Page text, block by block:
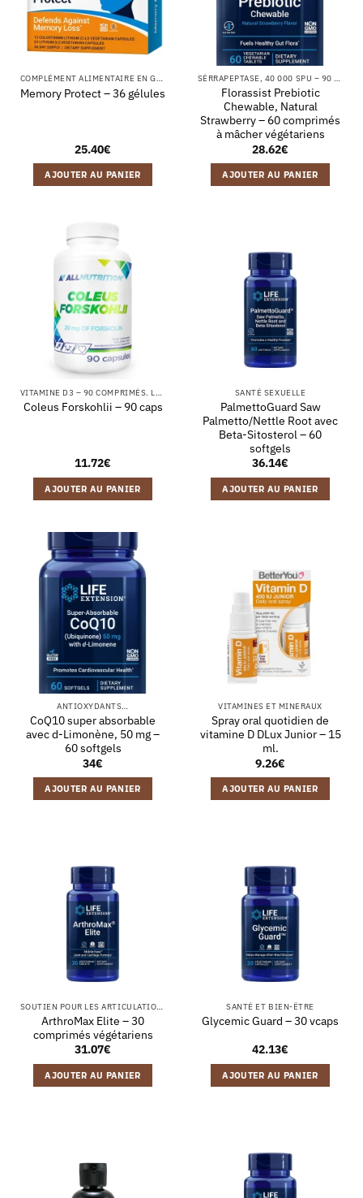
COMPLÉMENT ALIMENTAIRE EN GÉLULES
Memory Protect – 36 gélules
25.40€
AJOUTER AU PANIER
SÉRRAPEPTASE, 40 000 SPU – 90 GÉLULES VÉGÉTALES
Florassist Prebiotic
Chewable, Natural
Strawberry – 60 comprimés
à mâcher végétariens
28.62€
AJOUTER AU PANIER
VITAMINE D3 – 90 COMPRIMÉS. LA VITAMINE D CONTRIBUE AU FONCTIONNEMENT NORMAL DU SYSTÈME IMMUNITAIRE ET AU MAINTIEN D'UNE OSSATURE NORMALE.
Coleus Forskohlii – 90 caps
11.72€
AJOUTER AU PANIER
SANTÉ SEXUELLE
PalmettoGuard Saw
Palmetto/Nettle Root avec
Beta-Sitosterol – 60
softgels
36.14€
AJOUTER AU PANIER
ANTIOXYDANTS…
CoQ10 super absorbable
avec d-Limonène, 50 mg –
60 softgels
34€
AJOUTER AU PANIER
VITAMINES ET MINERAUX
Spray oral quotidien de
vitamine D DLux Junior – 15
ml.
9.26€
AJOUTER AU PANIER
SOUTIEN POUR LES ARTICULATIONS
ArthroMax Elite – 30
comprimés végétariens
31.07€
AJOUTER AU PANIER
SANTÉ ET BIEN-ÊTRE
Glycemic Guard – 30 vcaps
42.13€
AJOUTER AU PANIER